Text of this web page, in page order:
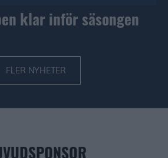
klar inför säsongen
FLER NYHETER